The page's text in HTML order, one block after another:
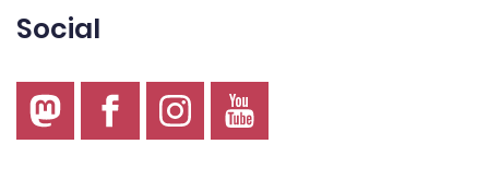
Social